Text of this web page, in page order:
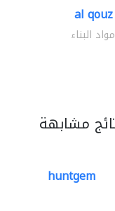
al
البناء
مشابهة
huntgem